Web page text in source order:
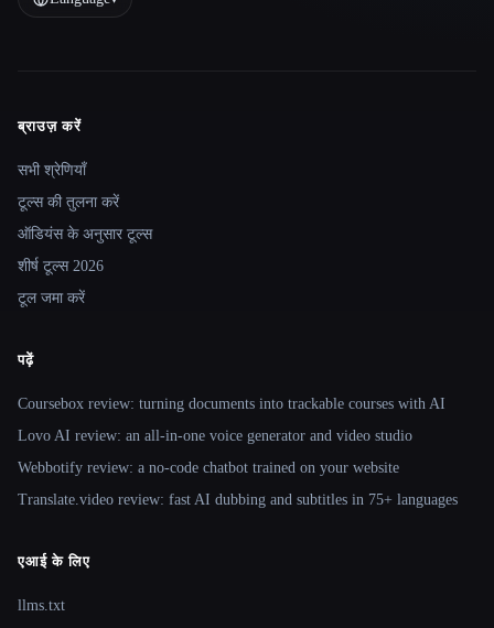
Site navigation
ब्राउज़ करें
सभी श्रेणियाँ
टूल्स की तुलना करें
ऑडियंस के अनुसार टूल्स
शीर्ष टूल्स 2026
टूल जमा करें
पढ़ें
Coursebox review: turning documents into trackable courses with AI
Lovo AI review: an all-in-one voice generator and video studio
Webbotify review: a no-code chatbot trained on your website
Translate.video review: fast AI dubbing and subtitles in 75+ languages
एआई के लिए
llms.txt